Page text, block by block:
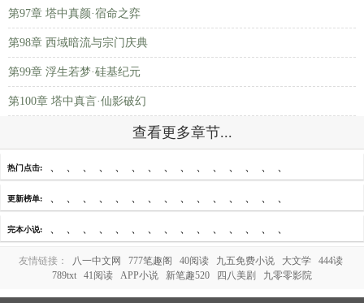
第97章 塔中真颜·宿命之弈
第98章 西域暗流与宗门庆典
第99章 浮生若梦·硅基纪元
第100章 塔中真言·仙影破幻
查看更多章节...
热门点击: 、 、 、 、 、 、 、 、 、 、 、 、 、 、 、
更新榜单: 、 、 、 、 、 、 、 、 、 、 、 、 、 、 、
完本小说: 、 、 、 、 、 、 、 、 、 、 、 、 、 、 、
友情链接： 八一中文网 777笔趣阁 40阅读 九五免费小说 大文学
444读
789txt
41阅读 APP小说 新笔趣520 四八美剧 九零零影院